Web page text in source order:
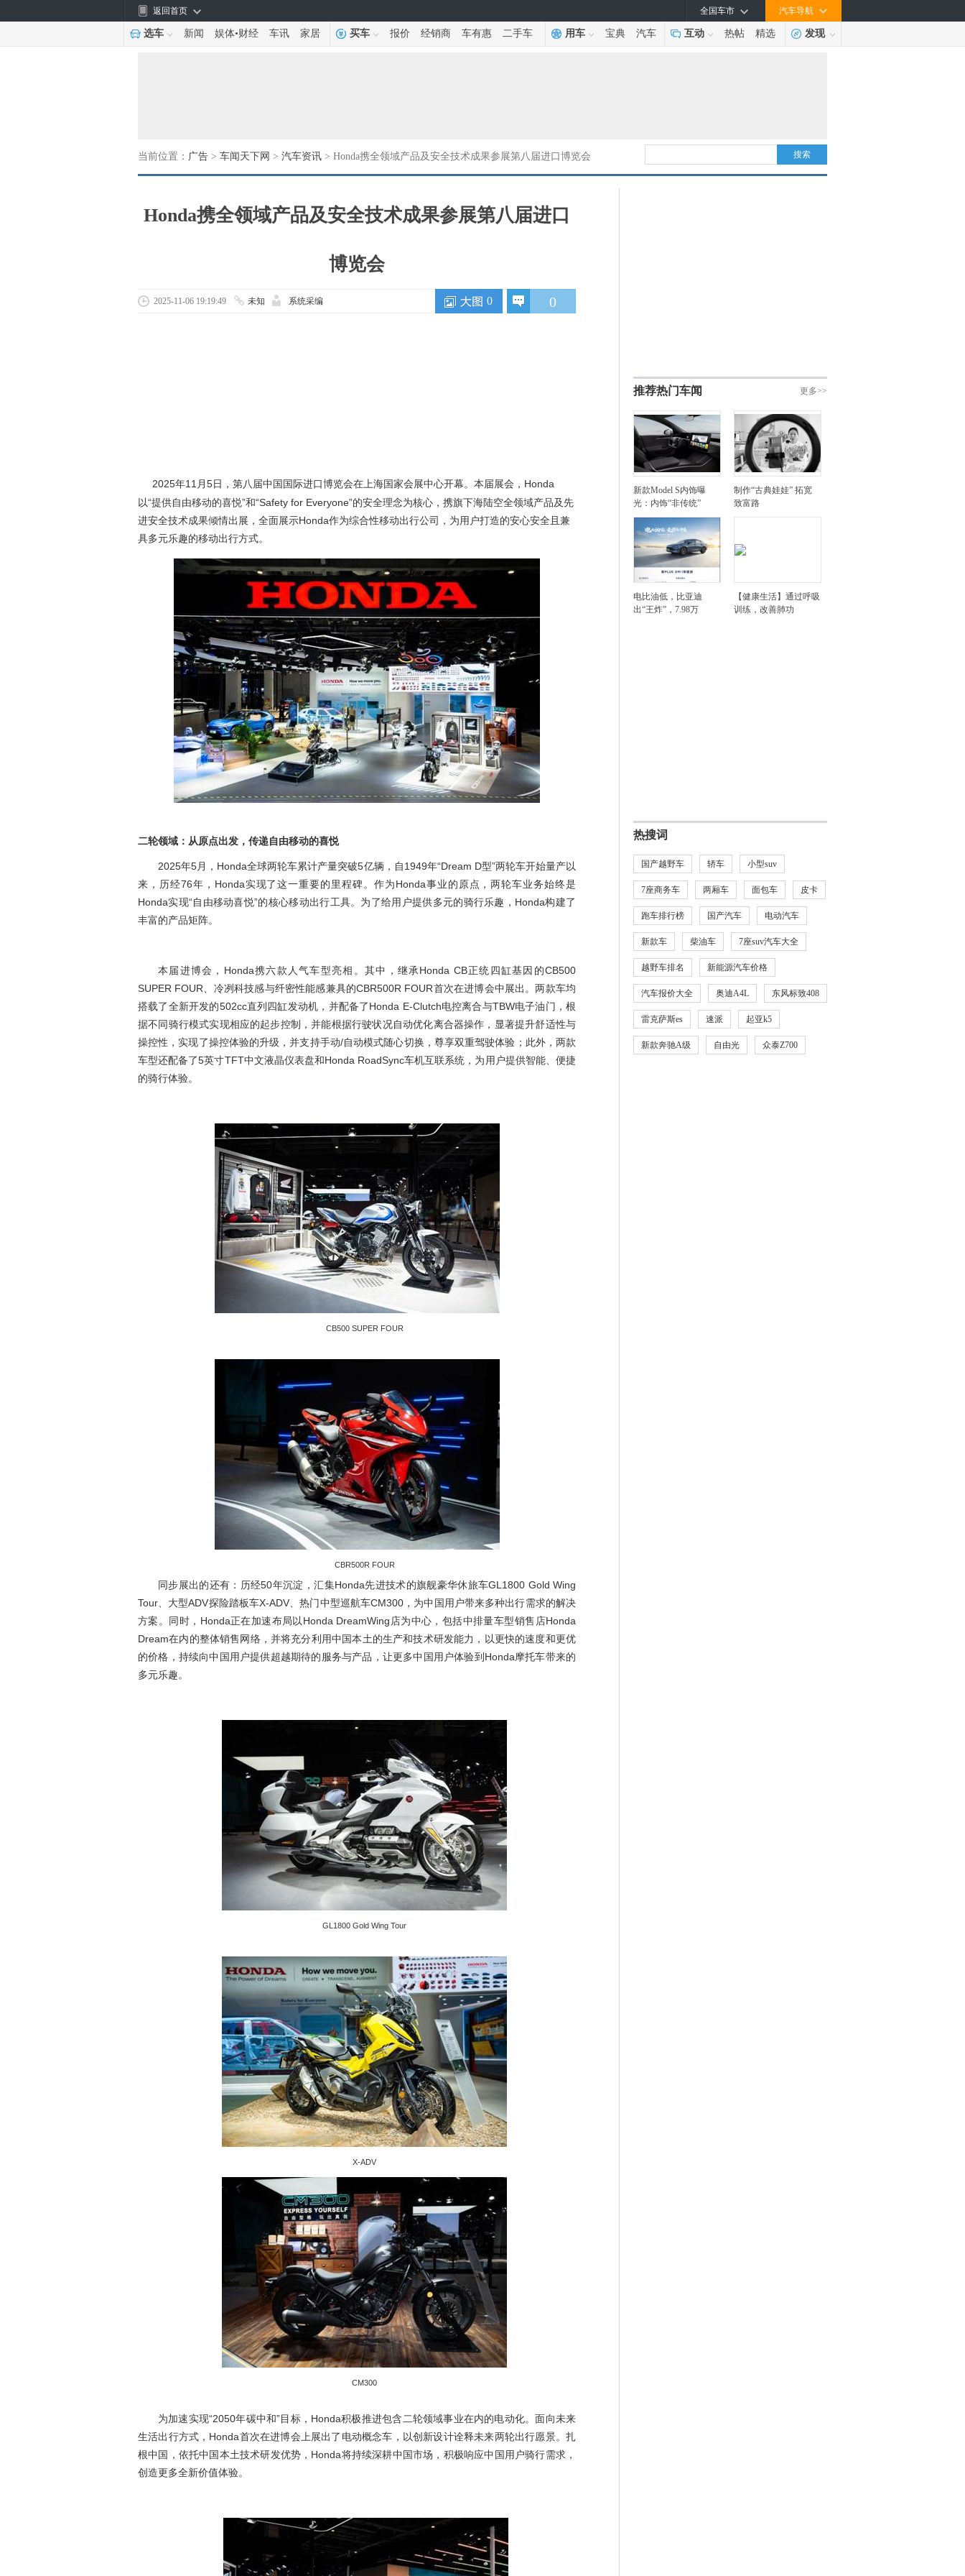
返回首页 汽车导航
全国车市
选车 新闻 娱体•财经 车讯 家居 买车 报价 经销商 车有惠 二手车 用车 宝典 汽车 互动 热帖 精选 发现
当前位置： 广告 > 车闻天下网 > 汽车资讯 > Honda携全领域产品及安全技术成果参展第八届进口博览会 搜索
Honda携全领域产品及安全技术成果参展第八届进口
博览会
0
0
2025-11-06 19:19:49 未知 系统采编
2025年11月5日，第八届中国国际进口博览会在上海国家会展中心开幕。本届展会，Honda
以“提供自由移动的喜悦”和“Safety for Everyone”的安全理念为核心，携旗下海陆空全领域产品及先
进安全技术成果倾情出展，全面展示Honda作为综合性移动出行公司，为用户打造的安心安全且兼
具多元乐趣的移动出行方式。
二轮领域：从原点出发，传递自由移动的喜悦
2025年5月，Honda全球两轮车累计产量突破5亿辆，自1949年“Dream D型”两轮车开始量产以
来，历经76年，Honda实现了这一重要的里程碑。作为Honda事业的原点，两轮车业务始终是
Honda实现“自由移动喜悦”的核心移动出行工具。为了给用户提供多元的骑行乐趣，Honda构建了
丰富的产品矩阵。
本届进博会，Honda携六款人气车型亮相。其中，继承Honda CB正统四缸基因的CB500
SUPER FOUR、冷冽科技感与纤密性能感兼具的CBR500R FOUR首次在进博会中展出。两款车均
搭载了全新开发的502cc直列四缸发动机，并配备了Honda E-Clutch电控离合与TBW电子油门，根
据不同骑行模式实现相应的起步控制，并能根据行驶状况自动优化离合器操作，显著提升舒适性与
操控性，实现了操控体验的升级，并支持手动/自动模式随心切换，尊享双重驾驶体验；此外，两款
车型还配备了5英寸TFT中文液晶仪表盘和Honda RoadSync车机互联系统，为用户提供智能、便捷
的骑行体验。
CB500 SUPER FOUR
CBR500R FOUR
同步展出的还有：历经50年沉淀，汇集Honda先进技术的旗舰豪华休旅车GL1800 Gold Wing
Tour、大型ADV探险踏板车X-ADV、热门中型巡航车CM300，为中国用户带来多种出行需求的解决
方案。同时，Honda正在加速布局以Honda DreamWing店为中心，包括中排量车型销售店Honda
Dream在内的整体销售网络，并将充分利用中国本土的生产和技术研发能力，以更快的速度和更优
的价格，持续向中国用户提供超越期待的服务与产品，让更多中国用户体验到Honda摩托车带来的
多元乐趣。
GL1800 Gold Wing Tour
X-ADV
CM300
为加速实现“2050年碳中和”目标，Honda积极推进包含二轮领域事业在内的电动化。面向未来
生活出行方式，Honda首次在进博会上展出了电动概念车，以创新设计诠释未来两轮出行愿景。扎
根中国，依托中国本土技术研发优势，Honda将持续深耕中国市场，积极响应中国用户骑行需求，
创造更多全新价值体验。
更多>>
推荐热门车闻
新款Model S内饰曝
光：内饰“非传统”
制作“古典娃娃” 拓宽
致富路
电比油低，比亚迪
出“王炸”，7.98万
【健康生活】通过呼吸
训练，改善肺功
热搜词
国产越野车 轿车 小型suv
7座商务车 两厢车 面包车 皮卡
跑车排行榜 国产汽车 电动汽车
新款车 柴油车 7座suv汽车大全
越野车排名 新能源汽车价格
汽车报价大全 奥迪A4L 东风标致408
雷克萨斯es 速派 起亚k5
新款奔驰A级 自由光 众泰Z700